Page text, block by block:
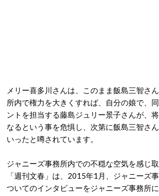
メリー喜多川さんは、このまま飯島三智さ
所内で権力を大きくすれば、自分の娘で、
ントを担当する藤島ジュリー景子さんが、
なるという事を危惧し、次第に飯島三智さ
いったと噂されています。
ジャニーズ事務所内での不穏な空気を感じ
「週刊文春」は、2015年1月、ジャニーズ
ついてのインタビューをジャニーズ事務所に